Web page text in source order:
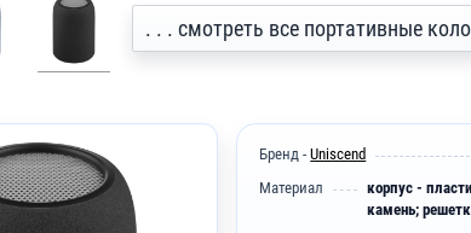
. . . смотреть все портативные
Бренд -Uniscend
Материал
корпус -
камень;